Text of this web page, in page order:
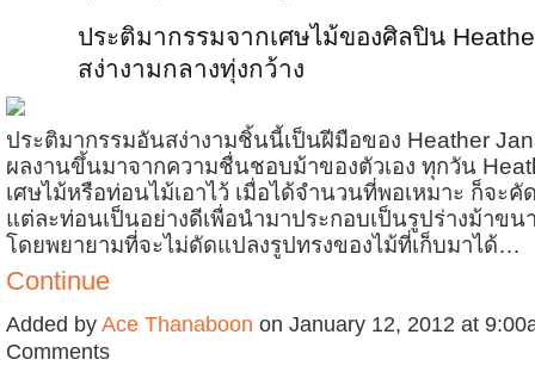
ประติมากรรมจากเศษไม้ของศิลปิน
สง่างามกลางทุ่งกว้าง
ประติมากรรมอันสง่างามชิ้นนี้เป็นฝีมือของ Heather
ผลงานขึ้นมาจากความชื่นชอบม้าของตัวเอง ทุกวัน
เศษไม้หรือท่อนไม้เอาไว้ เมื่อได้จำนวนที่พอเหมาะ ก็จะคั
แต่ละท่อนเป็นอย่างดีเพื่อนำมาประกอบเป็นรูปร่างม้าขน
โดยพยายามที่จะไม่ดัดแปลงรูปทรงของไม้ที่เก็บมาได้…
Continue
Added by Ace Thanaboon on January 12, 2012 at
Comments